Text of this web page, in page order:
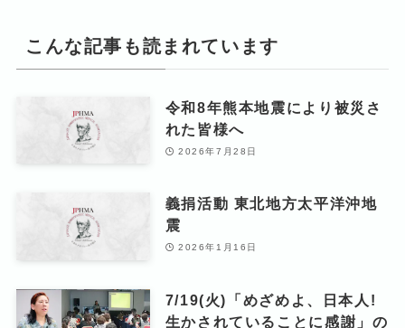
こんな記事も読まれています
令和8年熊本地震により被災さ
れた皆様へ
2026年7月28日
義捐活動 東北地方太平洋沖地
震
2026年1月16日
7/19(火)「めざめよ、日本人!
生かされていることに感謝」の